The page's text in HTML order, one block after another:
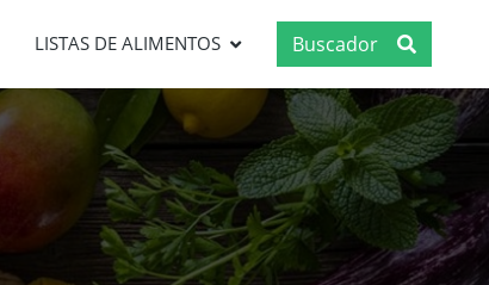
LISTAS DE ALIMENTOS Buscador